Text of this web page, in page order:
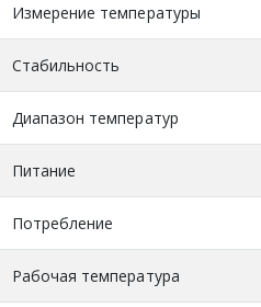
Измерение температуры
Стабильность
Диапазон температур
Питание
Потребление
Рабочая температура